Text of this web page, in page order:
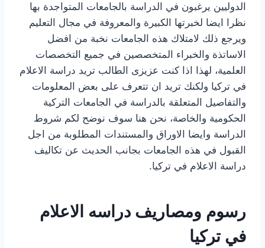
الدوليين يرغبون في الدراسة بالجامعات المتواجدة بها
نظرا ايضا لخبرتها الكبيرة والمعروفة في مجال التعليم
ويرجع ذلك لامتلاك هذه الجامعات نخبة من افضل
الاساتذة والخبراء المتخصصين في جميع التخصصات
العلمية، لهذا اذا كنت عزيزى الطالب تريد دراسة الاعلام
في تركيا ولكنك تريد ان تتعرف على بعض المعلومات
والتفاصيل المتعلقة بالدراسة في الجامعات التركية
الحكومية والخاصة، نحن هنا سوف نوضح لكم شروط
الدراسة وايضا الاوراق والمستندات المطلوبة من اجل
القبول في هذه الجامعات بجانب الحديث عن تكاليف
دراسة الاعلام في تركيا.
رسوم ومصاريف دراسه الاعلام
في تركيا